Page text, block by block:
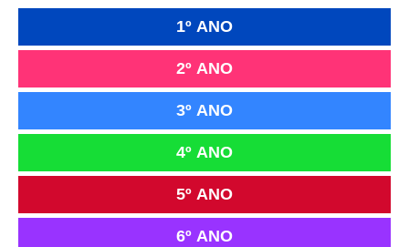
1º ANO
2º ANO
3º ANO
4º ANO
5º ANO
6º ANO